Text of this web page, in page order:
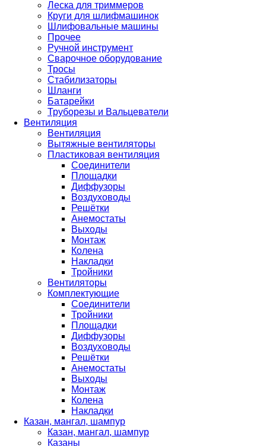
Леска для триммеров
Круги для шлифмашинок
Шлифовальные машины
Прочее
Ручной инструмент
Сварочное оборудование
Тросы
Стабилизаторы
Шланги
Батарейки
Труборезы и Вальцеватели
Вентиляция
Вентиляция
Вытяжные вентиляторы
Пластиковая вентиляция
Соединители
Площадки
Диффузоры
Воздуховоды
Решётки
Анемостаты
Выходы
Монтаж
Колена
Накладки
Тройники
Вентиляторы
Комплектующие
Соединители
Тройники
Площадки
Диффузоры
Воздуховоды
Решётки
Анемостаты
Выходы
Монтаж
Колена
Накладки
Казан, мангал, шампур
Казан, мангал, шампур
Казаны